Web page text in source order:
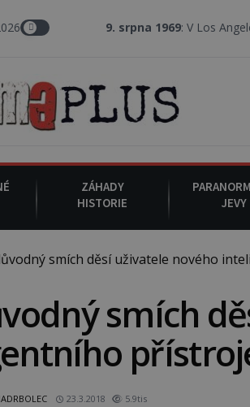
9. srpna 1969 : V Los Angeles probíhá
ZÁHADY
HISTORIE
JEVY
smích děsí uživatele nového
smích
23.3.2018 5.9tis